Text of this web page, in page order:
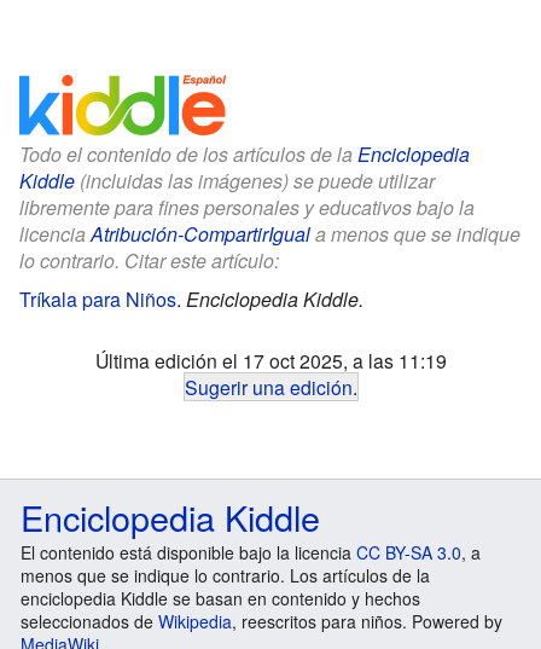
Todo el contenido de los artículos de la Enciclopedia
Kiddle (incluidas las imágenes) se puede utilizar
libremente para fines personales y educativos bajo la
licenciaAtribución-CompartirIguala menos que se indique
lo contrario. Citar este artículo:
Tríkala para Niños. Enciclopedia Kiddle.
Última edición el 17 oct 2025, a las 11:19
Sugerir una edición.
Enciclopedia Kiddle
El contenido está disponible bajo la licencia CC BY-SA 3.0, a
menos que se indique lo contrario. Los artículos de la
enciclopedia Kiddle se basan en contenido y hechos
seleccionados de Wikipedia, reescritos para niños. Powered by